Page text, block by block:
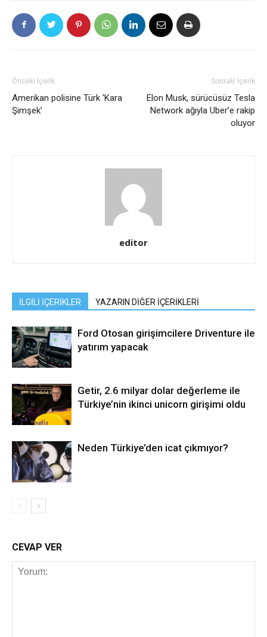
Önceki İçerik
Amerikan polisine Türk ‘Kara
Şimşek’
Sonraki İçerik
Elon Musk, sürücüsüz Tesla
Network ağıyla Uber’e rakip
oluyor
editor
İLGİLİ İÇERİKLER YAZARIN DİĞER İÇERİKLERİ
Ford Otosan girişimcilere Driventure ile
yatırım yapacak
Getir, 2.6 milyar dolar değerleme ile
Türkiye’nin ikinci unicorn girişimi oldu
Neden Türkiye’den icat çıkmıyor?
CEVAP VER